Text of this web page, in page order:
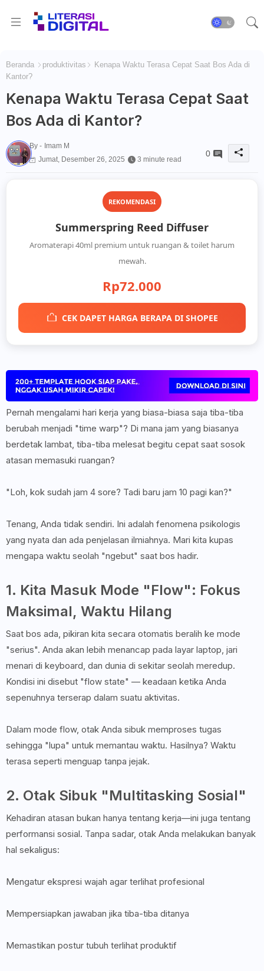
Beranda produktivitas
Kenapa Waktu Terasa Cepat Saat Bos Ada di
Kantor?
Kenapa Waktu Terasa Cepat Saat
Bos Ada di Kantor?
By - Imam M
Jumat, Desember 26, 2025
3 minute read
0
REKOMENDASI
Summerspring Reed Diffuser
Aromaterapi 40ml premium untuk ruangan & toilet harum
mewah.
Rp72.000
CEK DAPET HARGA BERAPA DI SHOPEE
Pernah mengalami hari kerja yang biasa-biasa saja tiba-tiba
berubah menjadi "time warp"? Di mana jam yang biasanya
berdetak lambat, tiba-tiba melesat begitu cepat saat sosok
atasan memasuki ruangan?
"Loh, kok sudah jam 4 sore? Tadi baru jam 10 pagi kan?"
Tenang, Anda tidak sendiri. Ini adalah fenomena psikologis
yang nyata dan ada penjelasan ilmiahnya. Mari kita kupas
mengapa waktu seolah "ngebut" saat bos hadir.
1. Kita Masuk Mode "Flow": Fokus
Maksimal, Waktu Hilang
Saat bos ada, pikiran kita secara otomatis beralih ke mode
"serius". Anda akan lebih menancap pada layar laptop, jari
menari di keyboard, dan dunia di sekitar seolah meredup.
Kondisi ini disebut "flow state" — keadaan ketika Anda
sepenuhnya terserap dalam suatu aktivitas.
Dalam mode flow, otak Anda sibuk memproses tugas
sehingga "lupa" untuk memantau waktu. Hasilnya? Waktu
terasa seperti menguap tanpa jejak.
2. Otak Sibuk "Multitasking Sosial"
Kehadiran atasan bukan hanya tentang kerja—ini juga tentang
performansi sosial. Tanpa sadar, otak Anda melakukan banyak
hal sekaligus:
Mengatur ekspresi wajah agar terlihat profesional
Mempersiapkan jawaban jika tiba-tiba ditanya
Memastikan postur tubuh terlihat produktif